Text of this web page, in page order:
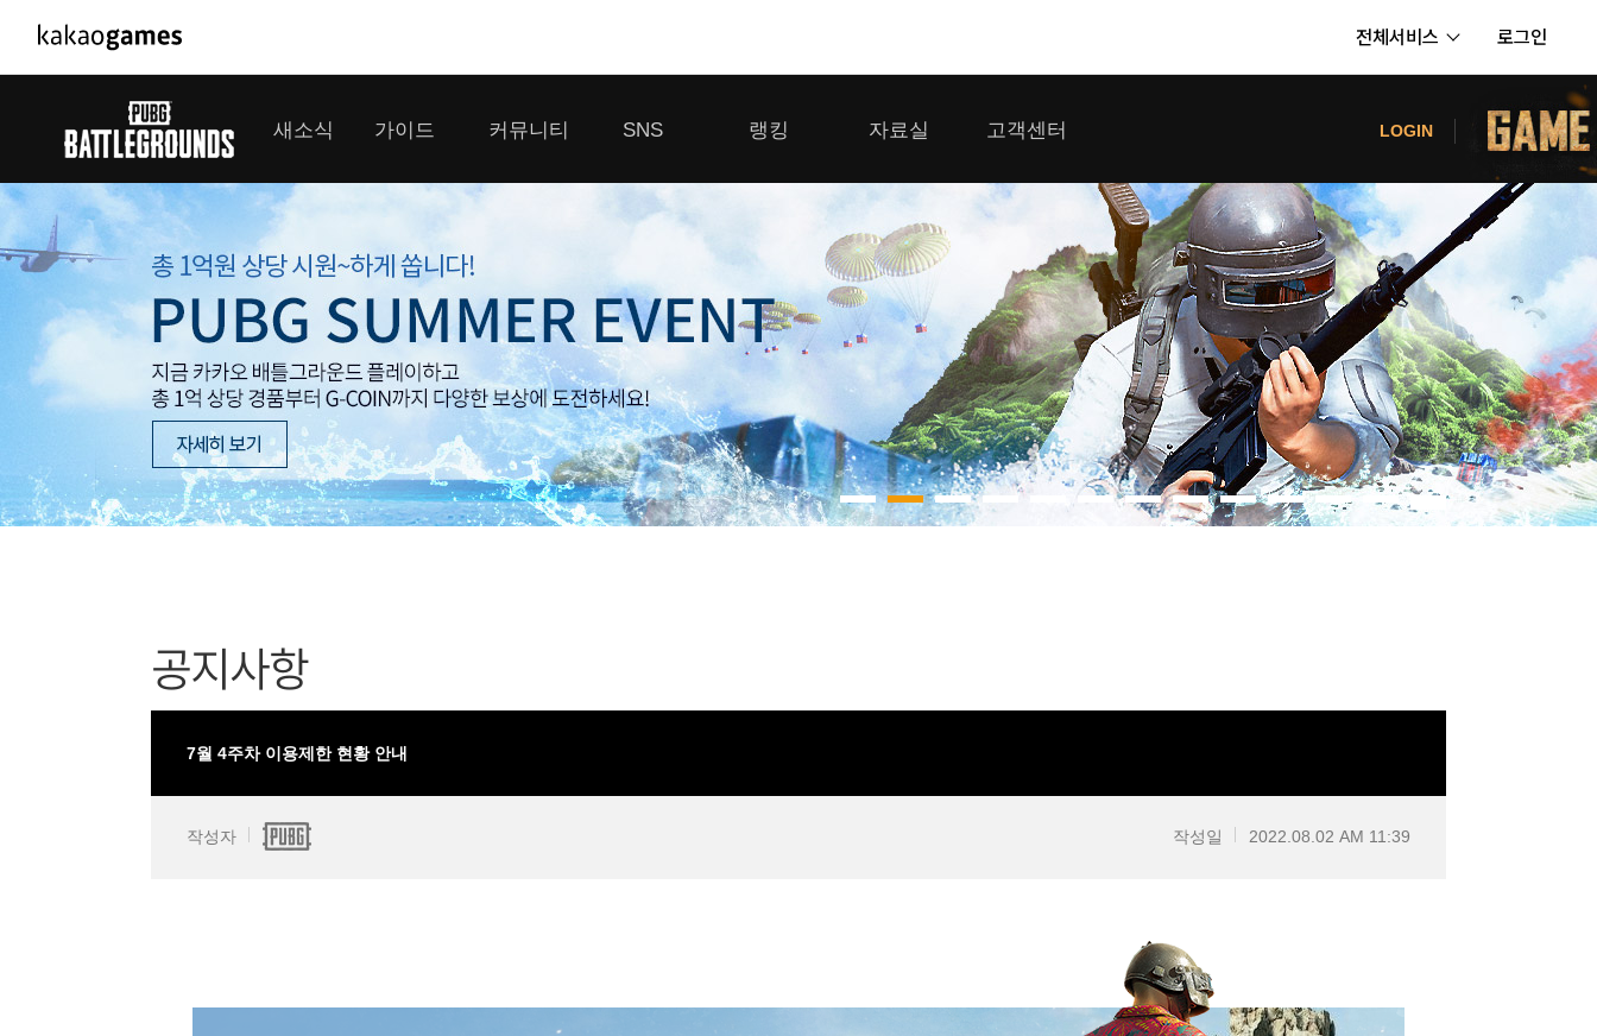
전체서비스 로그인
PC/모바일게임
도깨비의세계
오딘: 발할라 라이징
아키에이지 워
아레스 : 라이즈 오브 가디언즈
배틀그라운드
패스 오브 엑자일
우마무스메 프리티 더비
가디언 테일즈
프린세스 커넥트 Re:Dive
프렌즈팝콘
내정보
보안센터
고객센터
공지사항
카카오게임즈 PC방
게임코인
게임시간선택제
새소식
공지사항
GM소식
이벤트
업데이트
대회소식
가이드
게임 가이드
커뮤니티
미디어 게시판
클랜 라운지
모집 게시판
SNS
톡채널
랭킹
클랜 생존 리더보드
내 전적 히스토리
자료실
다운로드
고객센터
이용제한 이의신청
보안센터
LOGIN
공지사항
7월 4주차 이용제한 현황 안내
작성자 작성일 2022.08.02 AM 11:39